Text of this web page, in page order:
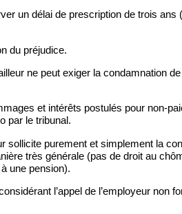
un délai de prescription de trois ans
du préjudice.
ne peut exiger la condamnation
et intérêts postulés pour non-
par le tribunal.
sollicite purement et simplement la
très générale (pas de droit au
une pension).
l’appel de l’employeur non